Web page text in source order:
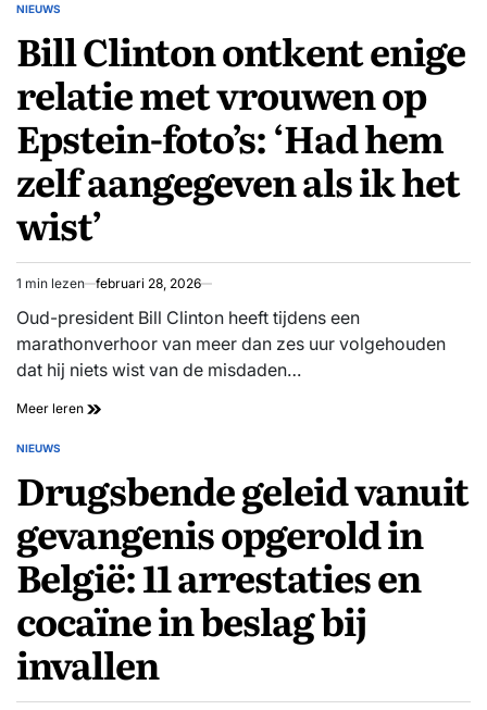
GEPLAATST
NIEUWS
Bill Clinton ontkent enige
relatie met vrouwen op
Epstein-foto’s: ‘Had hem
zelf aangegeven als ik het
wist’
Geschatte
leestijd
1 min lezen februari 28, 2026
Oud-president Bill Clinton heeft tijdens een
marathonverhoor van meer dan zes uur volgehouden
dat hij niets wist van de misdaden…
Meer leren Bill
relatie
met
vrouwen
op
Epstein-
foto’s:
‘Had
hem
zelf
aangegeven
als
ik
GEPLAATST
NIEUWS
Drugsbende geleid vanuit
gevangenis opgerold in
België: 11 arrestaties en
cocaïne in beslag bij
invallen